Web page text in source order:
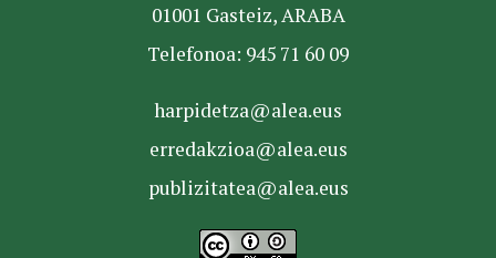
01001 Gasteiz, ARABA
Telefonoa: 945 71 60 09
harpidetza@alea.eus
erredakzioa@alea.eus
publizitatea@alea.eus